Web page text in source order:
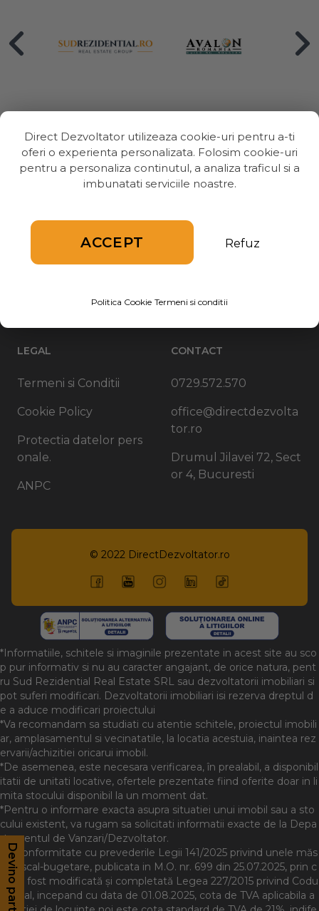
UTILE
Proiecte Rezidentiale
Contact
LEGAL
Termeni si Conditii
Cookie Policy
Protectia datelor pers
onale.
ANPC
CONTACT
0729.572.570
office@directdezvolta
tor.ro
Drumul Jilavei 72, Sect
or 4, Bucuresti
© 2022 DirectDezvoltator.ro
*Informatiile, schitele si imaginile prezentate in acest site au sco
p pur informativ si nu au caracter angajant, de orice natura, pent
ru Sud Rezidential Real Estate SRL sau dezvoltatorii imobiliari si
pot suferi modificari. Dezvoltatorii imobiliari isi rezerva dreptul d
e a aduce modificari proiectului
*Va recomandam sa studiati cu atentie schitele, proiectul imobili
ar, amplasamentul si vecinatatile, la locatia acestuia, inaintea rez
ervarii/achizitiei oricarui imobil.
*De asemenea, este necesara verificarea, în prealabil, a disponibil
itatii de unitati locative, ofertele prezentate fiind oferite doar in li
mita stocului disponibil la un moment dat.
*Pentru o informare exacta asupra situatiei unui imobil sau a sto
cului existent, va rugam sa solicitati informatii exacte de la Depa
rtamentul de Vanzari/Dezvoltator.
*In conformitate cu prevederile Legii 141/2025 privind unele măs
uri fiscal-bugetare, publicata in M.O. nr. 699 din 25.07.2025, prin c
are a fost modificată și completată Legea 227/2015 privind Codu
l Fiscal, incepand cu data de 01.08.2025, cota de TVA aplicabila a
Devino partener
Direct Dezvoltator utilizeaza cookie-uri pentru a-ti
oferi o experienta personalizata. Folosim cookie-uri
pentru a personaliza continutul, a analiza traficul si a
imbunatati serviciile noastre.
ACCEPT Refuz
Politica Cookie Termeni si conditii
Devino partener